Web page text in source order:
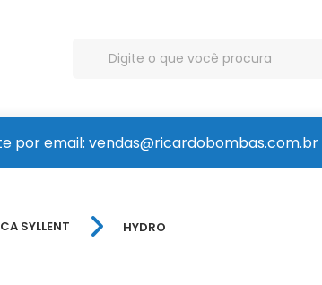
por email: vendas@ricardobombas.com.br
SYLLENT HYDRO